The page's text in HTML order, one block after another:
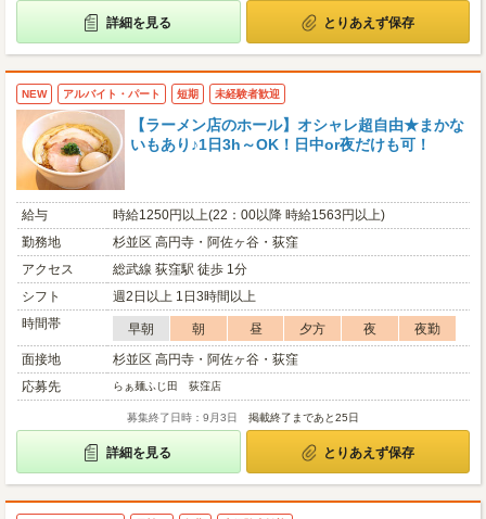
詳細を見る とりあえず保存
NEW アルバイト・パート 短期 未経験者歓迎
【ラーメン店のホール】オシャレ超自由★まかな
いもあり♪1日3h～OK！日中or夜だけも可！
給与
時給1250円以上(22：00以降 時給1563円以上)
勤務地
杉並区 高円寺・阿佐ヶ谷・荻窪
アクセス
総武線 荻窪駅 徒歩 1分
シフト
週2日以上 1日3時間以上
時間帯
早朝 朝 昼 夕方 夜
夜勤
面接地
杉並区 高円寺・阿佐ヶ谷・荻窪
応募先
らぁ麺ふじ田 荻窪店
募集終了日時：9月3日 掲載終了まであと25日
詳細を見る とりあえず保存